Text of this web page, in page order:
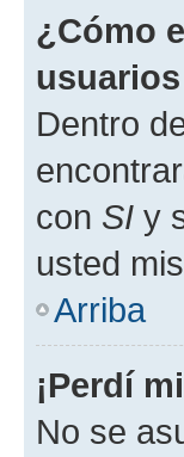
¿Cómo
Dentro
con SI y
usted
Arriba
¡Perdí
No se